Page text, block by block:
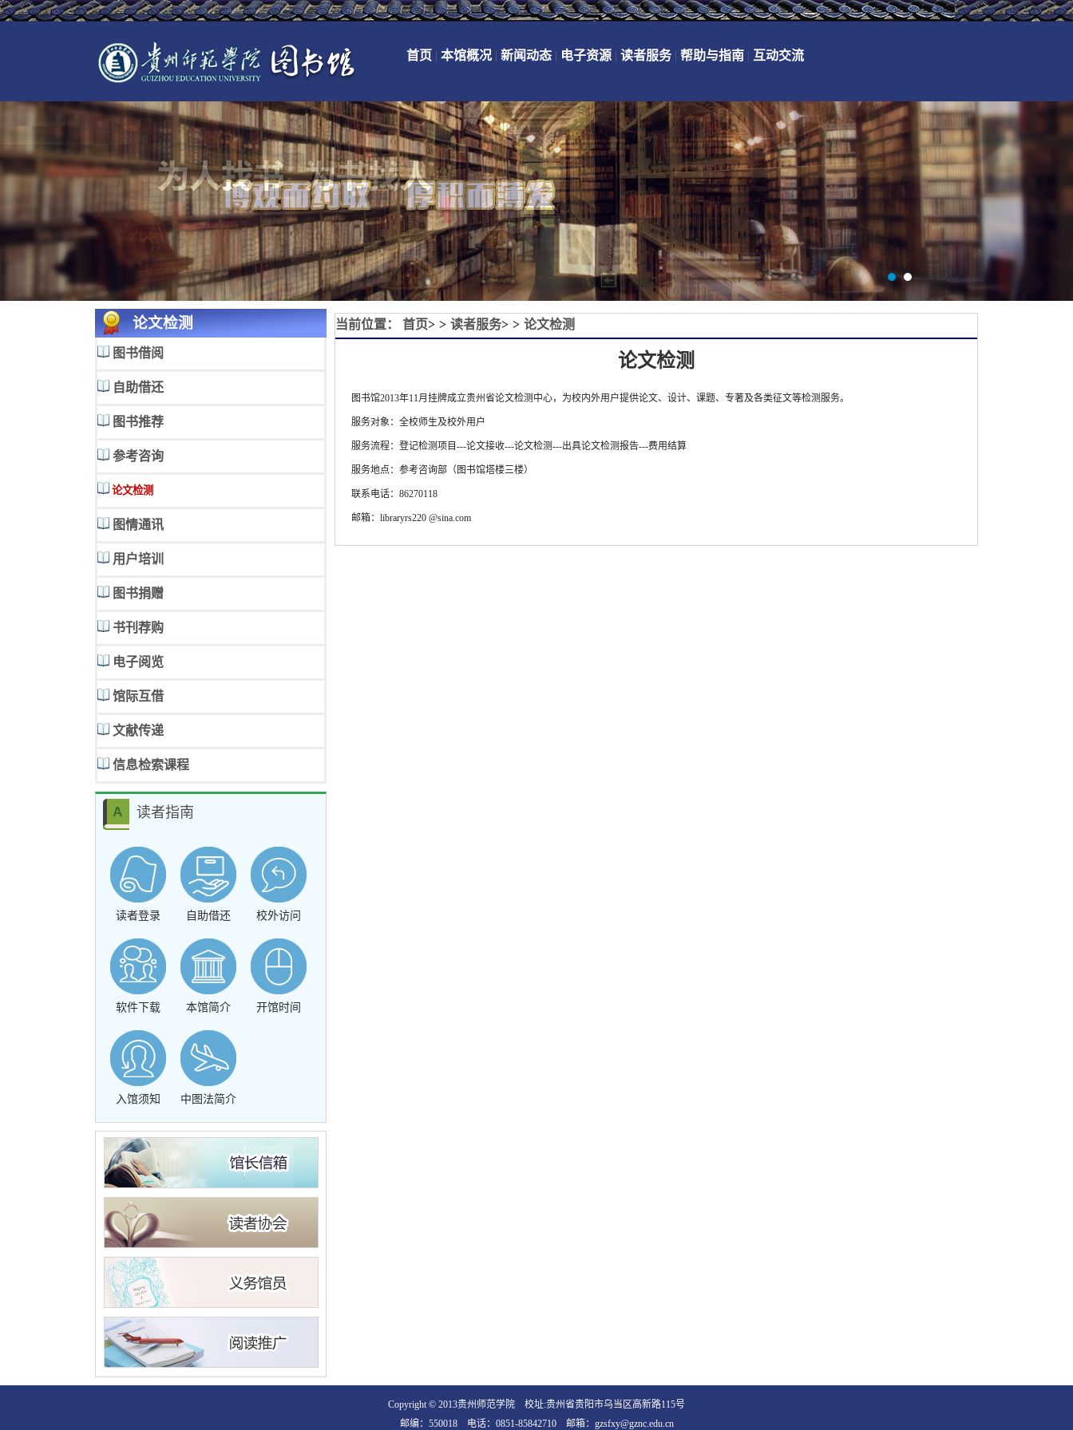
首页 | 本馆概况 | 新闻动态 | 电子资源 | 读者服务 | 帮助与指南 | 互动交流
论文检测
图书借阅
自助借还
图书推荐
参考咨询
论文检测
图情通讯
用户培训
图书捐赠
书刊荐购
电子阅览
馆际互借
文献传递
信息检索课程
读者指南
读者登录 自助借还 校外访问
软件下载 本馆简介 开馆时间
入馆须知 中图法简介
当前位置： 首页>> 读者服务>> 论文检测
论文检测
图书馆2013年11月挂牌成立贵州省论文检测中心，为校内外用户提供论文、设计、课题、专著及各类征文等检测服务。
服务对象：全校师生及校外用户
服务流程：登记检测项目---论文接收---论文检测---出具论文检测报告---费用结算
服务地点：参考咨询部（图书馆塔楼三楼）
联系电话：86270118
邮箱：libraryrs220 @sina.com
Copyright © 2013贵州师范学院 校址:贵州省贵阳市乌当区高新路115号
邮编：550018 电话：0851-85842710 邮箱：gzsfxy@gznc.edu.cn